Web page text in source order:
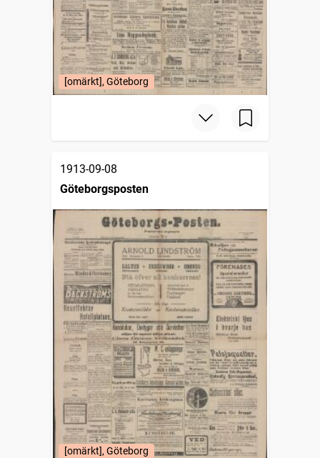
[omärkt], Göteborg
1913-09-08
Göteborgsposten
[omärkt], Göteborg